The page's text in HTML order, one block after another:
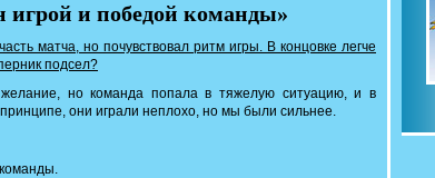
игрой и победой команды»
матча, но почувствовал ритм игры. В концовке легче
подсел?
но команда попала в тяжелую ситуацию, и в
они играли неплохо, но мы были сильнее.